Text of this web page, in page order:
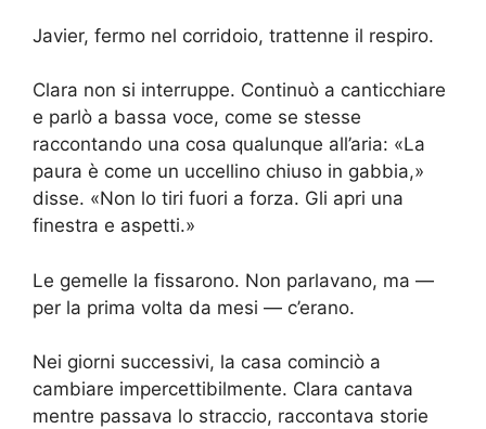
Javier, fermo nel corridoio, trattenne il respiro.
Clara non si interruppe. Continuò a canticchiare
e parlò a bassa voce, come se stesse
raccontando una cosa qualunque all’aria: «La
paura è come un uccellino chiuso in gabbia,»
disse. «Non lo tiri fuori a forza. Gli apri una
finestra e aspetti.»
Le gemelle la fissarono. Non parlavano, ma —
per la prima volta da mesi — c’erano.
Nei giorni successivi, la casa cominciò a
cambiare impercettibilmente. Clara cantava
mentre passava lo straccio, raccontava storie